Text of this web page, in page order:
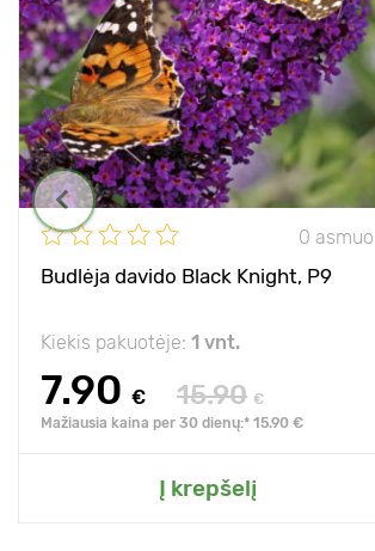
0 asmuo
Budlėja davido Black Knight, P9
Kiekis pakuotėje: 1 vnt.
7.90 € 15.90 €
Mažiausia kaina per 30 dienų:* 15.90 €
Į krepšelį